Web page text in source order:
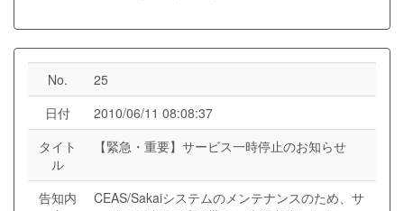
No.
25
日付
2010/06/11 08:08:37
タイト
ル
【緊急・重要】サービス一時停止のお知らせ
告知内
CEAS/Sakaiシステムのメンテナンスのため、サ